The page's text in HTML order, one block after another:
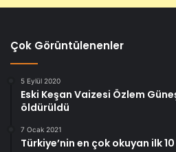
Çok Görüntülenenler
5 Eylül 2020
Eski Keşan Vaizesi Özlem
öldürüldü
7 Ocak 2021
Türkiye’nin en çok okuyan ilk